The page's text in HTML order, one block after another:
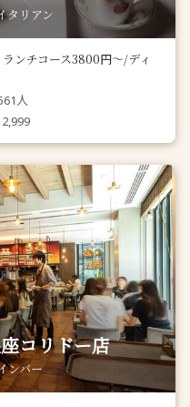
タリアン
ンチコース3800円～/ディ
人
コリドー店
ンバー